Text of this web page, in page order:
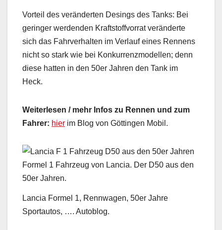
Vorteil des veränderten Desings des Tanks: Bei
geringer werdenden Kraftstoffvorrat veränderte
sich das Fahrverhalten im Verlauf eines Rennens
nicht so stark wie bei Konkurrenzmodellen; denn
diese hatten in den 50er Jahren den Tank im
Heck.
Weiterlesen / mehr Infos zu Rennen und zum
Fahrer: hier im Blog von Göttingen Mobil.
Formel 1 Fahrzeug von Lancia. Der D50 aus den
50er Jahren.
Lancia Formel 1, Rennwagen, 50er Jahre
Sportautos, …. Autoblog.